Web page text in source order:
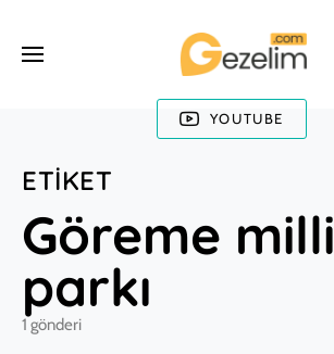
YOUTUBE
ETIKET
Göreme milli
parkı
1 gönderi